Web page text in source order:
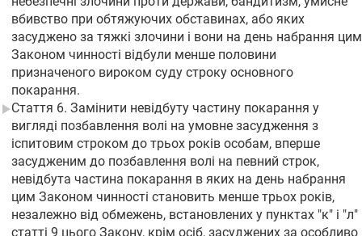
вбивство при обтяжуючих обставинах, або яких
засуджено за тяжкі злочини і вони на день набрання цим
Законом чинності відбули менше половини
призначеного вироком суду строку основного
покарання.
Стаття 6. Замінити невідбуту частину покарання у
вигляді позбавлення волі на умовне засудження з
іспитовим строком до трьох років особам, вперше
засудженим до позбавлення волі на певний строк,
невідбута частина покарання в яких на день набрання
цим Законом чинності становить менше трьох років,
незалежно від обмежень, встановлених у пунктах "к" і "л"
статті 9 цього Закону, крім осіб, засуджених за особливо